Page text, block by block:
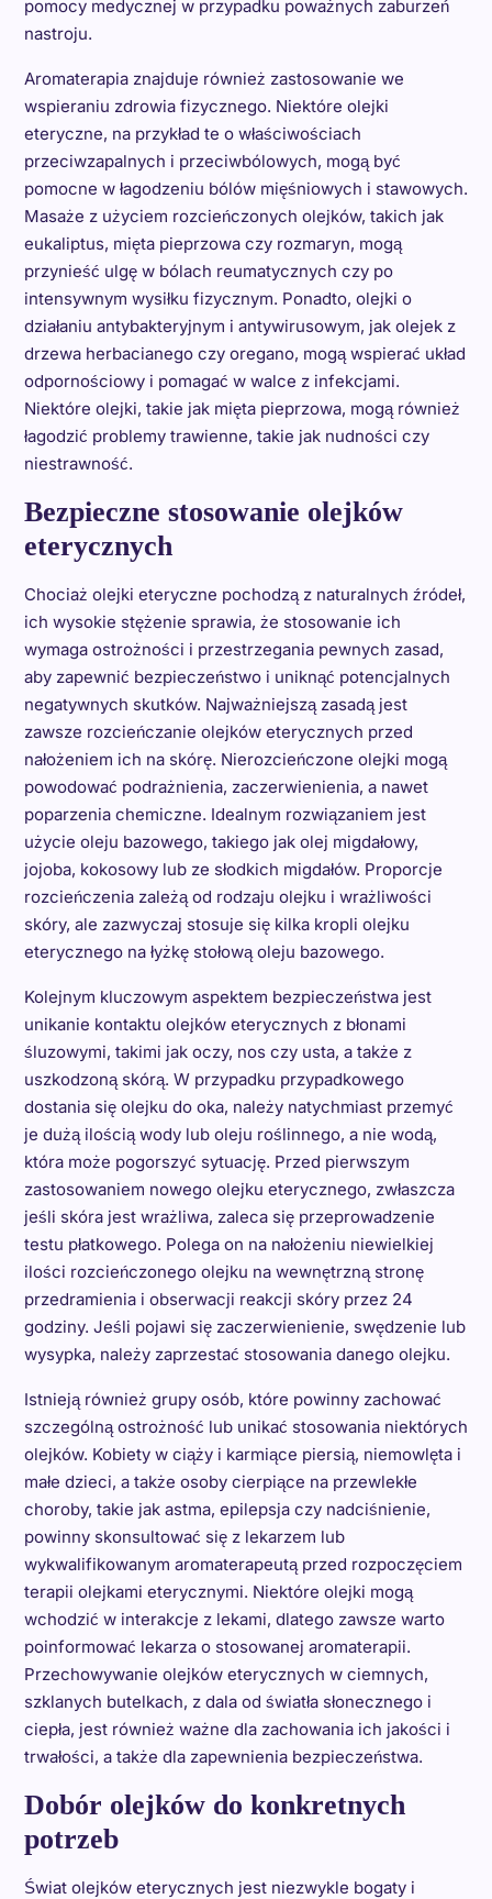
pomocy medycznej w przypadku poważnych zaburzeń
nastroju.
Aromaterapia znajduje również zastosowanie we
wspieraniu zdrowia fizycznego. Niektóre olejki
eteryczne, na przykład te o właściwościach
przeciwzapalnych i przeciwbólowych, mogą być
pomocne w łagodzeniu bólów mięśniowych i stawowych.
Masaże z użyciem rozcieńczonych olejków, takich jak
eukaliptus, mięta pieprzowa czy rozmaryn, mogą
przynieść ulgę w bólach reumatycznych czy po
intensywnym wysiłku fizycznym. Ponadto, olejki o
działaniu antybakteryjnym i antywirusowym, jak olejek z
drzewa herbacianego czy oregano, mogą wspierać układ
odpornościowy i pomagać w walce z infekcjami.
Niektóre olejki, takie jak mięta pieprzowa, mogą również
łagodzić problemy trawienne, takie jak nudności czy
niestrawność.
Bezpieczne stosowanie olejków
eterycznych
Chociaż olejki eteryczne pochodzą z naturalnych źródeł,
ich wysokie stężenie sprawia, że stosowanie ich
wymaga ostrożności i przestrzegania pewnych zasad,
aby zapewnić bezpieczeństwo i uniknąć potencjalnych
negatywnych skutków. Najważniejszą zasadą jest
zawsze rozcieńczanie olejków eterycznych przed
nałożeniem ich na skórę. Nierozcieńczone olejki mogą
powodować podrażnienia, zaczerwienienia, a nawet
poparzenia chemiczne. Idealnym rozwiązaniem jest
użycie oleju bazowego, takiego jak olej migdałowy,
jojoba, kokosowy lub ze słodkich migdałów. Proporcje
rozcieńczenia zależą od rodzaju olejku i wrażliwości
skóry, ale zazwyczaj stosuje się kilka kropli olejku
eterycznego na łyżkę stołową oleju bazowego.
Kolejnym kluczowym aspektem bezpieczeństwa jest
unikanie kontaktu olejków eterycznych z błonami
śluzowymi, takimi jak oczy, nos czy usta, a także z
uszkodzoną skórą. W przypadku przypadkowego
dostania się olejku do oka, należy natychmiast przemyć
je dużą ilością wody lub oleju roślinnego, a nie wodą,
która może pogorszyć sytuację. Przed pierwszym
zastosowaniem nowego olejku eterycznego, zwłaszcza
jeśli skóra jest wrażliwa, zaleca się przeprowadzenie
testu płatkowego. Polega on na nałożeniu niewielkiej
ilości rozcieńczonego olejku na wewnętrzną stronę
przedramienia i obserwacji reakcji skóry przez 24
godziny. Jeśli pojawi się zaczerwienienie, swędzenie lub
wysypka, należy zaprzestać stosowania danego olejku.
Istnieją również grupy osób, które powinny zachować
szczególną ostrożność lub unikać stosowania niektórych
olejków. Kobiety w ciąży i karmiące piersią, niemowlęta i
małe dzieci, a także osoby cierpiące na przewlekłe
choroby, takie jak astma, epilepsja czy nadciśnienie,
powinny skonsultować się z lekarzem lub
wykwalifikowanym aromaterapeutą przed rozpoczęciem
terapii olejkami eterycznymi. Niektóre olejki mogą
wchodzić w interakcje z lekami, dlatego zawsze warto
poinformować lekarza o stosowanej aromaterapii.
Przechowywanie olejków eterycznych w ciemnych,
szklanych butelkach, z dala od światła słonecznego i
ciepła, jest również ważne dla zachowania ich jakości i
trwałości, a także dla zapewnienia bezpieczeństwa.
Dobór olejków do konkretnych
potrzeb
Świat olejków eterycznych jest niezwykle bogaty i